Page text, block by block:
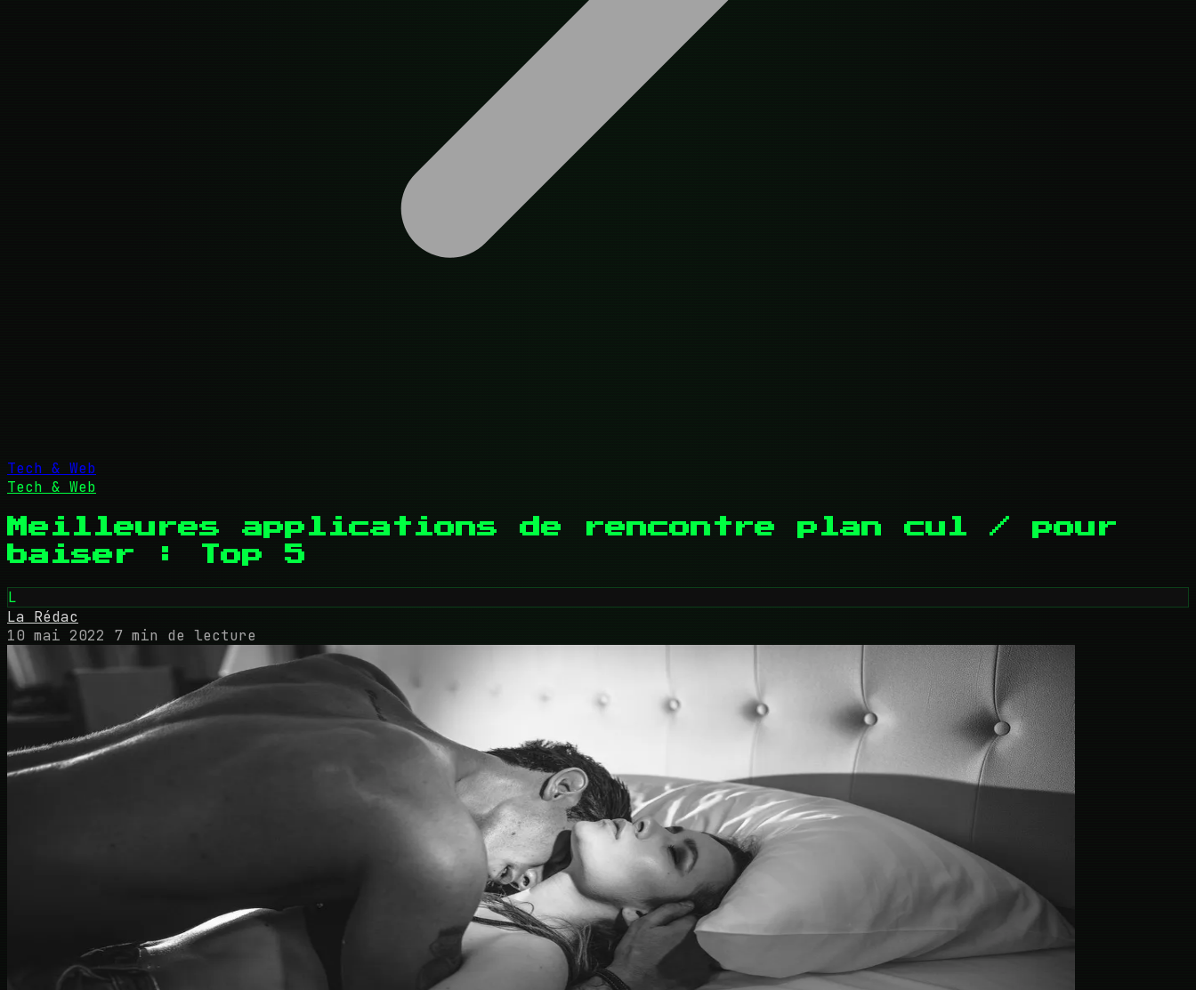
Tech & Web
Tech & Web
Meilleures applications de rencontre plan cul / pour
baiser : Top 5
L
La Rédac
10 mai 2022
7 min de lecture